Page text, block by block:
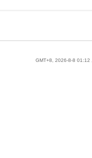
GMT+8, 2026-8-8 01:12